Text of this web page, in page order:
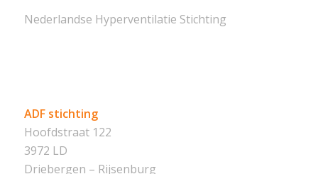
Nederlandse Hyperventilatie Stichting
ADF stichting
Hoofdstraat 122
3972 LD
Driebergen – Rijsenburg